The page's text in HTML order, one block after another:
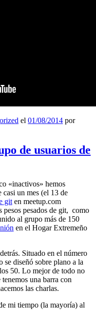
el 01/08/2014 por
de usuarios de
«inactivos» hemos
un mes (el 13 de
git en meetup.com
pesos pesados de git, como
al grupo más de 150
en el Hogar Extremeño
Situado en el número
diseñó sobre plano a la
50. Lo mejor de todo no
una barra con
las charlas.
mi tiempo (la mayoría) al